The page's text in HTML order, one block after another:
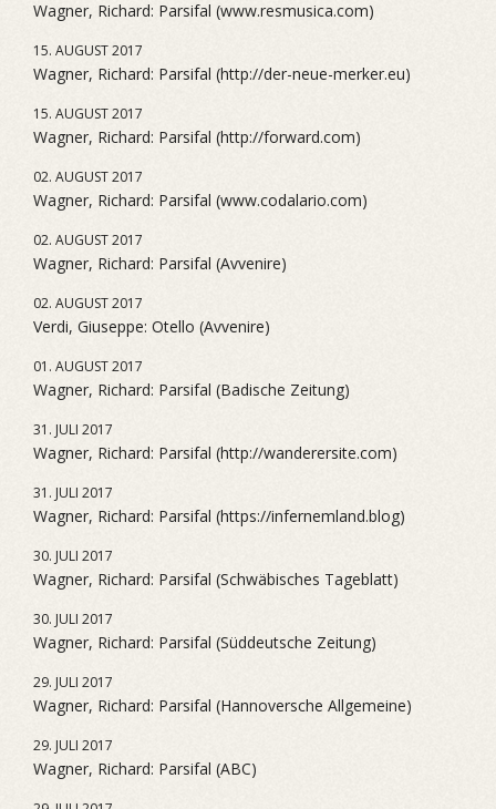
Wagner, Richard: Parsifal (www.resmusica.com)
15. AUGUST 2017
Wagner, Richard: Parsifal (http://der-neue-merker.eu)
15. AUGUST 2017
Wagner, Richard: Parsifal (http://forward.com)
02. AUGUST 2017
Wagner, Richard: Parsifal (www.codalario.com)
02. AUGUST 2017
Wagner, Richard: Parsifal (Avvenire)
02. AUGUST 2017
Verdi, Giuseppe: Otello (Avvenire)
01. AUGUST 2017
Wagner, Richard: Parsifal (Badische Zeitung)
31. JULI 2017
Wagner, Richard: Parsifal (http://wanderersite.com)
31. JULI 2017
Wagner, Richard: Parsifal (https://infernemland.blog)
30. JULI 2017
Wagner, Richard: Parsifal (Schwäbisches Tageblatt)
30. JULI 2017
Wagner, Richard: Parsifal (Süddeutsche Zeitung)
29. JULI 2017
Wagner, Richard: Parsifal (Hannoversche Allgemeine)
29. JULI 2017
Wagner, Richard: Parsifal (ABC)